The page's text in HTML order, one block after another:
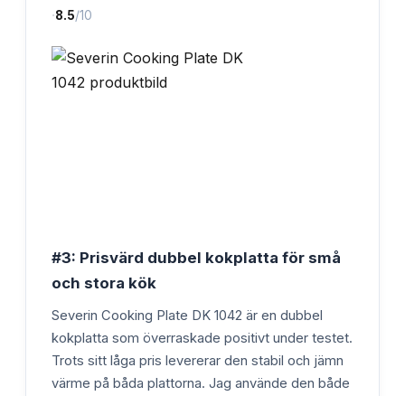
·8.5/10
#3: Prisvärd dubbel kokplatta för små
och stora kök
Severin Cooking Plate DK 1042 är en dubbel
kokplatta som överraskade positivt under testet.
Trots sitt låga pris levererar den stabil och jämn
värme på båda plattorna. Jag använde den både